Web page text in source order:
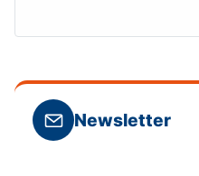
Newsletter